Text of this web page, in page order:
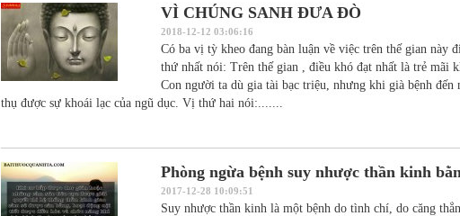
VÌ CHÚNG SANH ĐƯA ĐÒ
2018-12-12 03:06:16
Có ba vị tỳ kheo đang bàn luận về việc trên thế gian này
thứ nhất nói: Trên thế gian , điều khó đạt nhất là trẻ mãi
Con người ta dù gia tài bạc triệu, nhưng khi già bệnh
thụ được sự khoái lạc của ngũ dục. Vị thứ hai nói:.......
Phòng ngừa bệnh suy nhược thần kinh
2017-12-28 10:09:51
Suy nhược thần kinh là một bệnh do tình chí, do căng